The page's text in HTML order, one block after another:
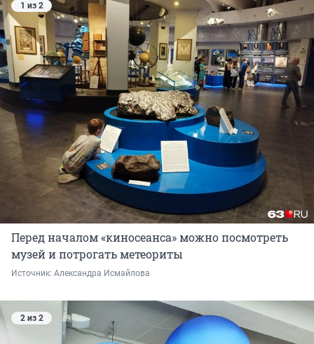
1 из 2
Перед началом «киносеанса» можно посмотреть
музей и потрогать метеориты
Источник: Александра Исмайлова
2 из 2